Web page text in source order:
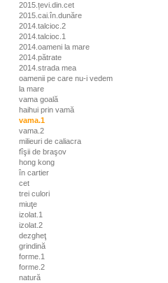
2015.țevi.din.cet
2015.cai.în.dunăre
2014.talcioc.2
2014.talcioc.1
2014.oameni la mare
2014.pătrate
2014.strada mea
oamenii pe care nu-i vedem
la mare
vama goală
haihui prin vamă
vama.1
vama.2
milieuri de caliacra
fîşii de braşov
hong kong
în cartier
cet
trei culori
miuţe
izolat.1
izolat.2
dezgheţ
grindină
forme.1
forme.2
natură